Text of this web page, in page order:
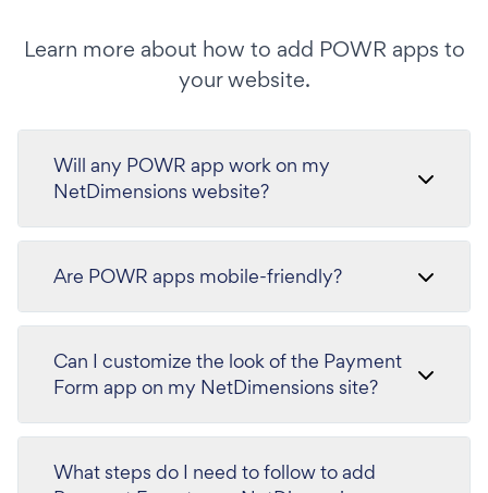
Learn more about how to add POWR apps to
your website.
Will any POWR app work on my
NetDimensions website?
Are POWR apps mobile-friendly?
Can I customize the look of the Payment
Form app on my NetDimensions site?
What steps do I need to follow to add